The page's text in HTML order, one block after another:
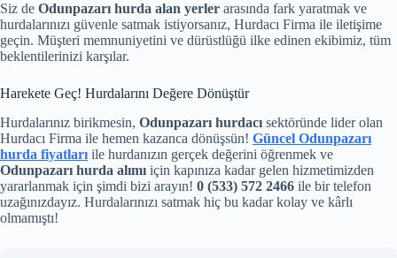
Siz de Odunpazarı hurda alan yerler arasında fark yaratmak ve
hurdalarınızı güvenle satmak istiyorsanız, Hurdacı Firma ile iletişime
geçin. Müşteri memnuniyetini ve dürüstlüğü ilke edinen ekibimiz, tüm
beklentilerinizi karşılar.
Harekete Geç! Hurdalarını Değere Dönüştür
Hurdalarınız birikmesin, Odunpazarı hurdacı sektöründe lider olan
Hurdacı Firma ile hemen kazanca dönüşsün! Güncel Odunpazarı
hurda fiyatları ile hurdanızın gerçek değerini öğrenmek ve
Odunpazarı hurda alımı için kapınıza kadar gelen hizmetimizden
yararlanmak için şimdi bizi arayın! 0 (533) 572 2466 ile bir telefon
uzağınızdayız. Hurdalarınızı satmak hiç bu kadar kolay ve kârlı
olmamıştı!